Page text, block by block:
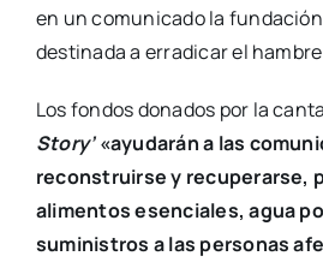
en un comunicado la fundación
destinada a erradicar el hambre
Los fondos donados por la
Story’«ayudarán a las
reconstruirse y recuperarse,
alimentos esenciales, agua
suministros a las personas